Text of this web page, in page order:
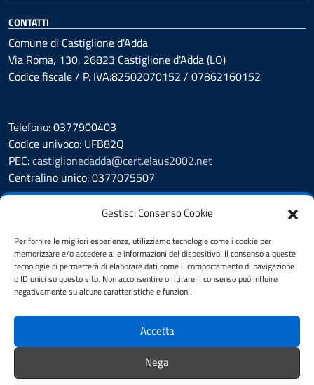
Gestisci Consenso Cookie
Per fornire le migliori esperienze, utilizziamo tecnologie come i cookie per
memorizzare e/o accedere alle informazioni del dispositivo. Il consenso a queste
tecnologie ci permetterà di elaborare dati come il comportamento di navigazione
o ID unici su questo sito. Non acconsentire o ritirare il consenso può influire
negativamente su alcune caratteristiche e funzioni.
Accetta
Nega
CONTATTI
Comune di Castiglione d'Adda
Via Roma, 130, 26823 Castiglione d'Adda (LO)
Codice fiscale / P. IVA:82502070152 / 07862160152
Telefono: 0377900403
Codice univoco: UFB82Q
PEC:castiglionedadda@cert.elaus2002.net
Centralino unico: 0377075507
Prenotazione appuntamento
Segnalazione disservizio
Amministrazione Trasparente
Albo Pretorio
Cookie Policy
Dichiarazione di accessibilità
Obiettivi di accessibilità
Feedback